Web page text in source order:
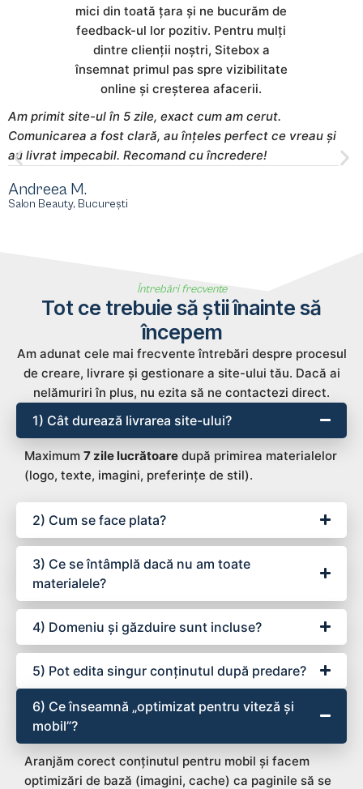
mici din toată țara și ne bucurăm de
feedback-ul lor pozitiv. Pentru mulți
dintre clienții noștri, Sitebox a
însemnat primul pas spre vizibilitate
online și creșterea afacerii.
Am primit site-ul în 5 zile, exact cum am cerut.
Comunicarea a fost clară, au înțeles perfect ce vreau și
au livrat impecabil. Recomand cu încredere!
Andreea M.
Salon Beauty, București
Întrebări frecvente
Tot ce trebuie să știi înainte să
începem
Am adunat cele mai frecvente întrebări despre procesul
de creare, livrare și gestionare a site-ului tău. Dacă ai
nelămuriri în plus, nu ezita să ne contactezi direct.
1) Cât durează livrarea site-ului?
Maximum 7 zile lucrătoare după primirea materialelor
(logo, texte, imagini, preferințe de stil).
2) Cum se face plata?
3) Ce se întâmplă dacă nu am toate
materialele?
4) Domeniu și găzduire sunt incluse?
5) Pot edita singur conținutul după predare?
6) Ce înseamnă „optimizat pentru viteză și
mobil”?
Aranjăm corect conținutul pentru mobil și facem
optimizări de bază (imagini, cache) ca paginile să se